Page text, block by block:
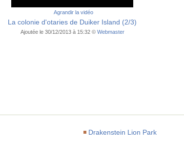
Agrandir la vidéo
La colonie d'otaries de Duiker Island (2/3)
Ajoutée le 30/12/2013 à 15:32 © Webmaster
Drakenstein Lion Park